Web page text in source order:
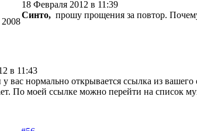
18 Февраля 2012 в 11:39
Синто, прошу прощения за повтор.
в 11:43
у вас нормально открывается ссылка из
По моей ссылке можно перейти на список